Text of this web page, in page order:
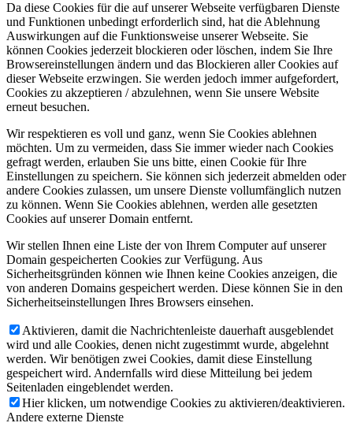
Da diese Cookies für die auf unserer Webseite verfügbaren Dienste
und Funktionen unbedingt erforderlich sind, hat die Ablehnung
Auswirkungen auf die Funktionsweise unserer Webseite. Sie
können Cookies jederzeit blockieren oder löschen, indem Sie Ihre
Browsereinstellungen ändern und das Blockieren aller Cookies auf
dieser Webseite erzwingen. Sie werden jedoch immer aufgefordert,
Cookies zu akzeptieren / abzulehnen, wenn Sie unsere Website
erneut besuchen.
Wir respektieren es voll und ganz, wenn Sie Cookies ablehnen
möchten. Um zu vermeiden, dass Sie immer wieder nach Cookies
gefragt werden, erlauben Sie uns bitte, einen Cookie für Ihre
Einstellungen zu speichern. Sie können sich jederzeit abmelden oder
andere Cookies zulassen, um unsere Dienste vollumfänglich nutzen
zu können. Wenn Sie Cookies ablehnen, werden alle gesetzten
Cookies auf unserer Domain entfernt.
Wir stellen Ihnen eine Liste der von Ihrem Computer auf unserer
Domain gespeicherten Cookies zur Verfügung. Aus
Sicherheitsgründen können wie Ihnen keine Cookies anzeigen, die
von anderen Domains gespeichert werden. Diese können Sie in den
Sicherheitseinstellungen Ihres Browsers einsehen.
Aktivieren, damit die Nachrichtenleiste dauerhaft ausgeblendet
wird und alle Cookies, denen nicht zugestimmt wurde, abgelehnt
werden. Wir benötigen zwei Cookies, damit diese Einstellung
gespeichert wird. Andernfalls wird diese Mitteilung bei jedem
Seitenladen eingeblendet werden.
Hier klicken, um notwendige Cookies zu aktivieren/deaktivieren.
Andere externe Dienste